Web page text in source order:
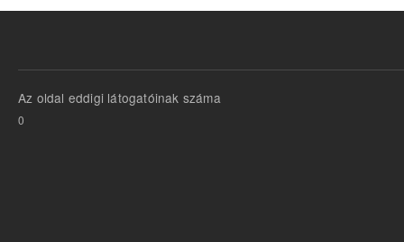
Az oldal eddigi látogatóinak száma
0